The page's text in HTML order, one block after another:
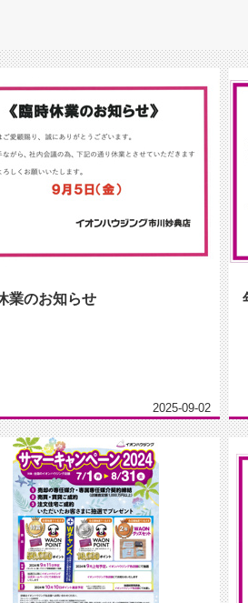
業のお知らせ
2025-09-02